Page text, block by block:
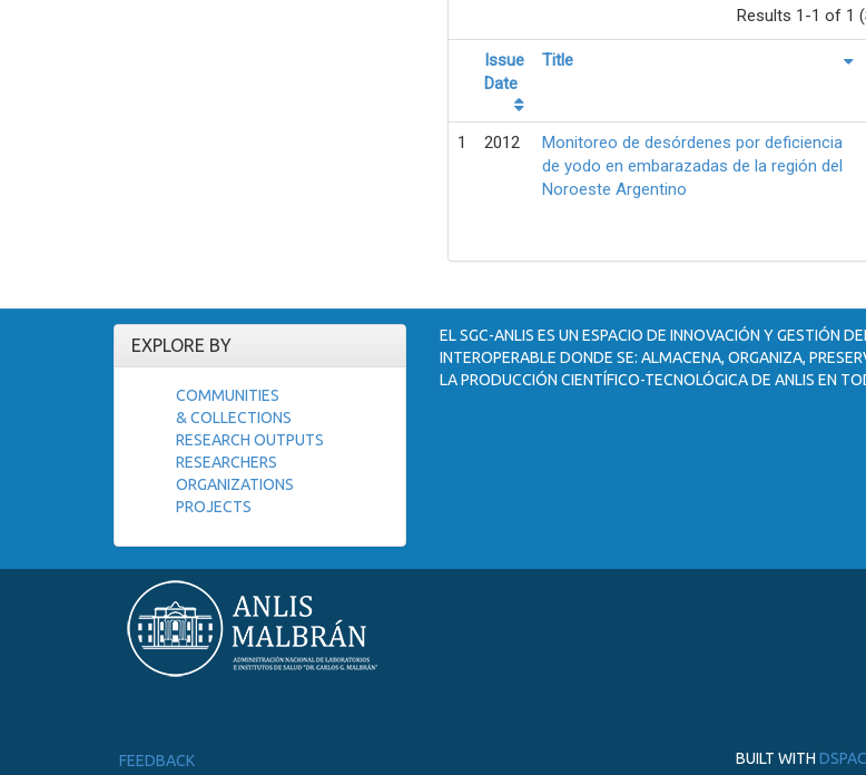
Results 1-1 of 1
Issue
Date
Title
1 2012
Monitoreo de desórdenes por deficiencia
de yodo en embarazadas de la región del
Noroeste Argentino
EXPLORE BY
COMMUNITIES
& COLLECTIONS
RESEARCH OUTPUTS
RESEARCHERS
ORGANIZATIONS
PROJECTS
EL SGC-ANLIS ES UN ESPACIO DE INNOVACIÓN Y GESTIÓN
INTEROPERABLE DONDE SE: ALMACENA, ORGANIZA,
LA PRODUCCIÓN CIENTÍFICO-TECNOLÓGICA DE ANLIS EN
FEEDBACK BUILT WITH